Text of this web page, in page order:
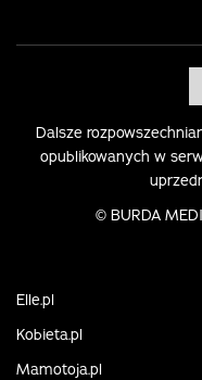
Dalsze
opublikowanych w
© BURDA
Elle.pl
Kobieta.pl
Mamotoja.pl